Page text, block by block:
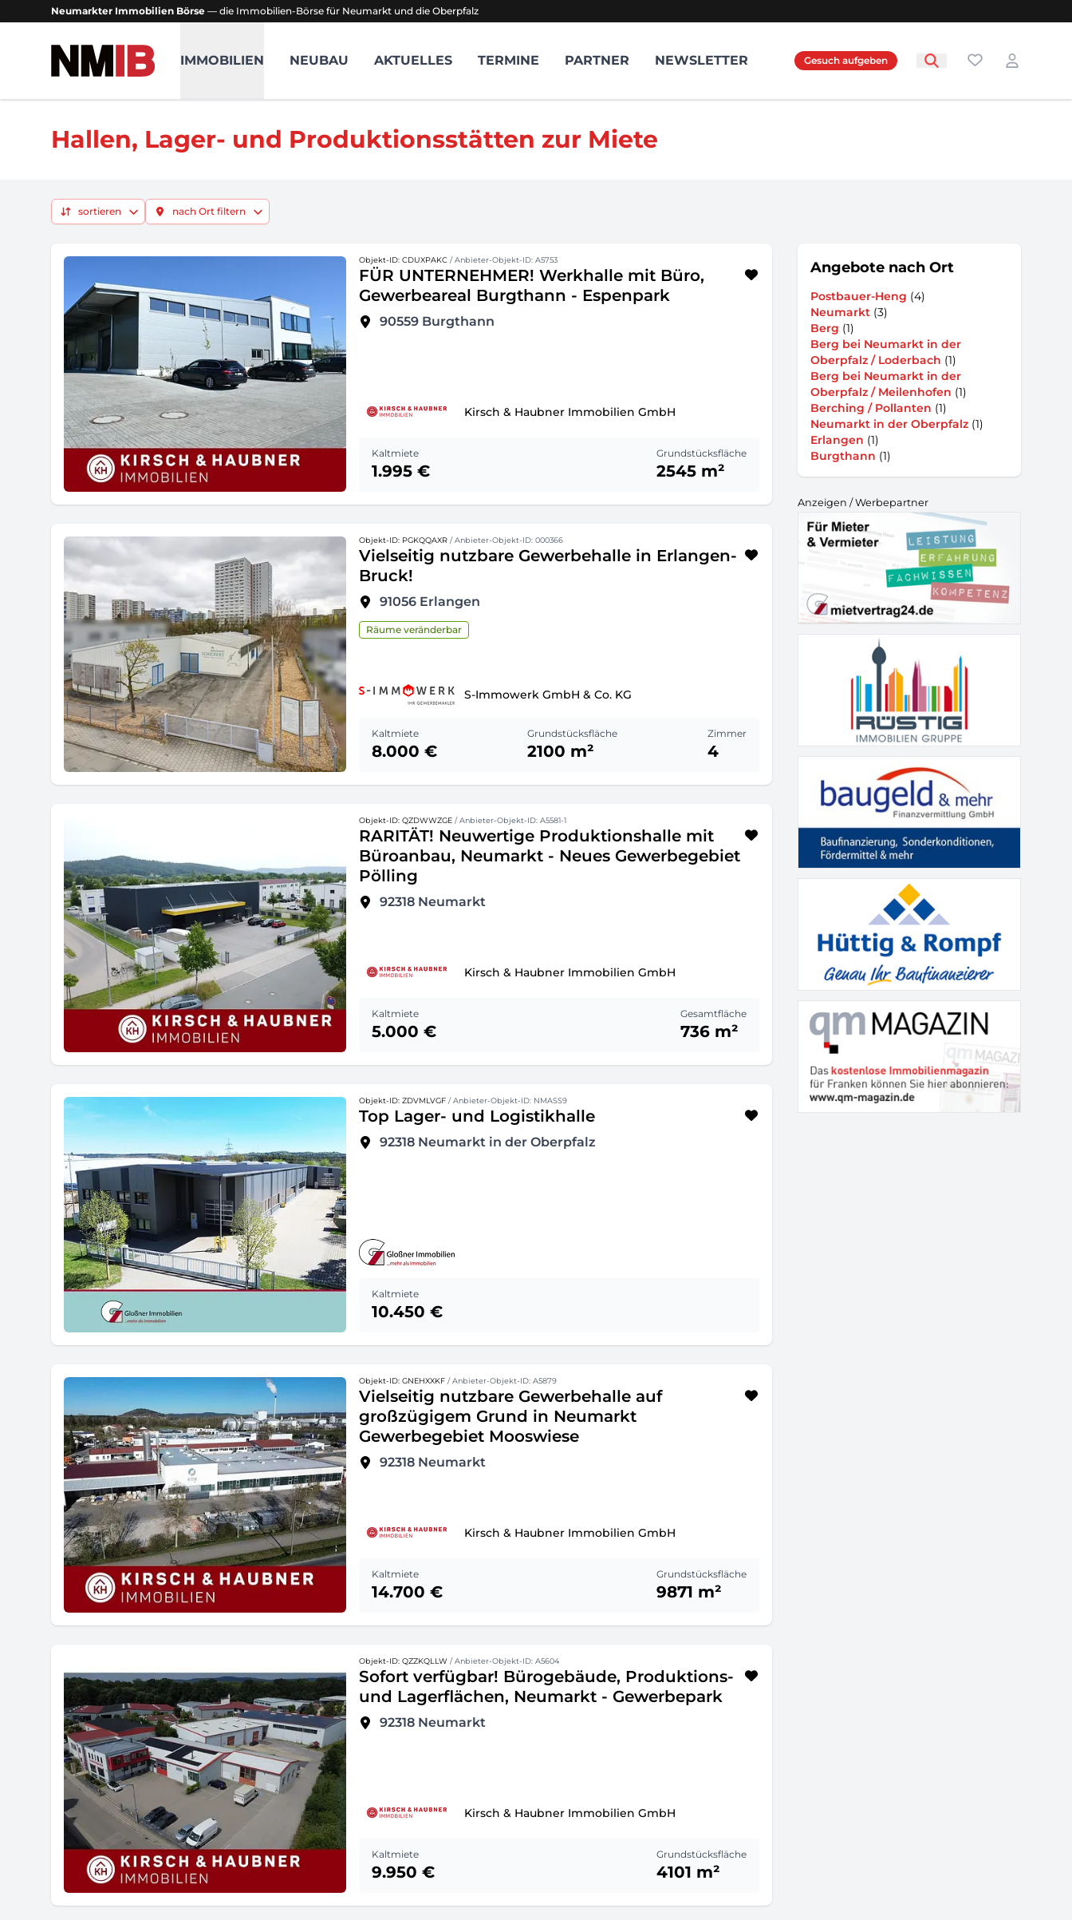
Neumarkter Immobilien Börse — die Immobilien-Börse für Neumarkt und die Oberpfalz
NMIB - Neumarkter Immobilien Börse
IMMOBILIEN NEUBAU AKTUELLES TERMINE PARTNER NEWSLETTER Gesuch aufgeben Favoriten
Login
Hallen, Lager- und Produktionsstätten zur Miete
sortieren nach Ort filtern
Objekt-ID: CDUXPAKC / Anbieter-Objekt-ID: A5753
FÜR UNTERNEHMER! Werkhalle mit Büro,
Gewerbeareal Burgthann - Espenpark
90559 Burgthann
Kirsch & Haubner Immobilien GmbH
Kaltmiete
1.995 €
Grundstücksfläche
2545 m²
Objekt-ID: PGKQQAXR / Anbieter-Objekt-ID: 000366
Vielseitig nutzbare Gewerbehalle in Erlangen-
Bruck!
91056 Erlangen
Räume veränderbar
S-Immowerk GmbH & Co. KG
Kaltmiete
8.000 €
Grundstücksfläche
2100 m²
Zimmer
4
Objekt-ID: QZDWWZGE / Anbieter-Objekt-ID: A5581-1
RARITÄT! Neuwertige Produktionshalle mit
Büroanbau, Neumarkt - Neues Gewerbegebiet
Pölling
92318 Neumarkt
Kirsch & Haubner Immobilien GmbH
Kaltmiete
5.000 €
Gesamtfläche
736 m²
Objekt-ID: ZDVMLVGF / Anbieter-Objekt-ID: NMASS9
Top Lager- und Logistikhalle
92318 Neumarkt in der Oberpfalz
Kaltmiete
10.450 €
Objekt-ID: GNEHXXKF / Anbieter-Objekt-ID: A5879
Vielseitig nutzbare Gewerbehalle auf
großzügigem Grund in Neumarkt
Gewerbegebiet Mooswiese
92318 Neumarkt
Kirsch & Haubner Immobilien GmbH
Kaltmiete
14.700 €
Grundstücksfläche
9871 m²
Objekt-ID: QZZKQLLW / Anbieter-Objekt-ID: A5604
Sofort verfügbar! Bürogebäude, Produktions-
und Lagerflächen, Neumarkt - Gewerbepark
92318 Neumarkt
Kirsch & Haubner Immobilien GmbH
Kaltmiete
9.950 €
Grundstücksfläche
4101 m²
Angebote nach Ort
Postbauer-Heng (4)
Neumarkt (3)
Berg (1)
Berg bei Neumarkt in der
Oberpfalz / Loderbach (1)
Berg bei Neumarkt in der
Oberpfalz / Meilenhofen (1)
Berching / Pollanten (1)
Neumarkt in der Oberpfalz (1)
Erlangen (1)
Burgthann (1)
Anzeigen / Werbepartner